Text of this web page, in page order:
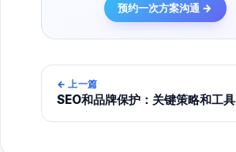
预约一次方案沟通 →
← 上一篇
SEO和品牌保护：关键策略和工具